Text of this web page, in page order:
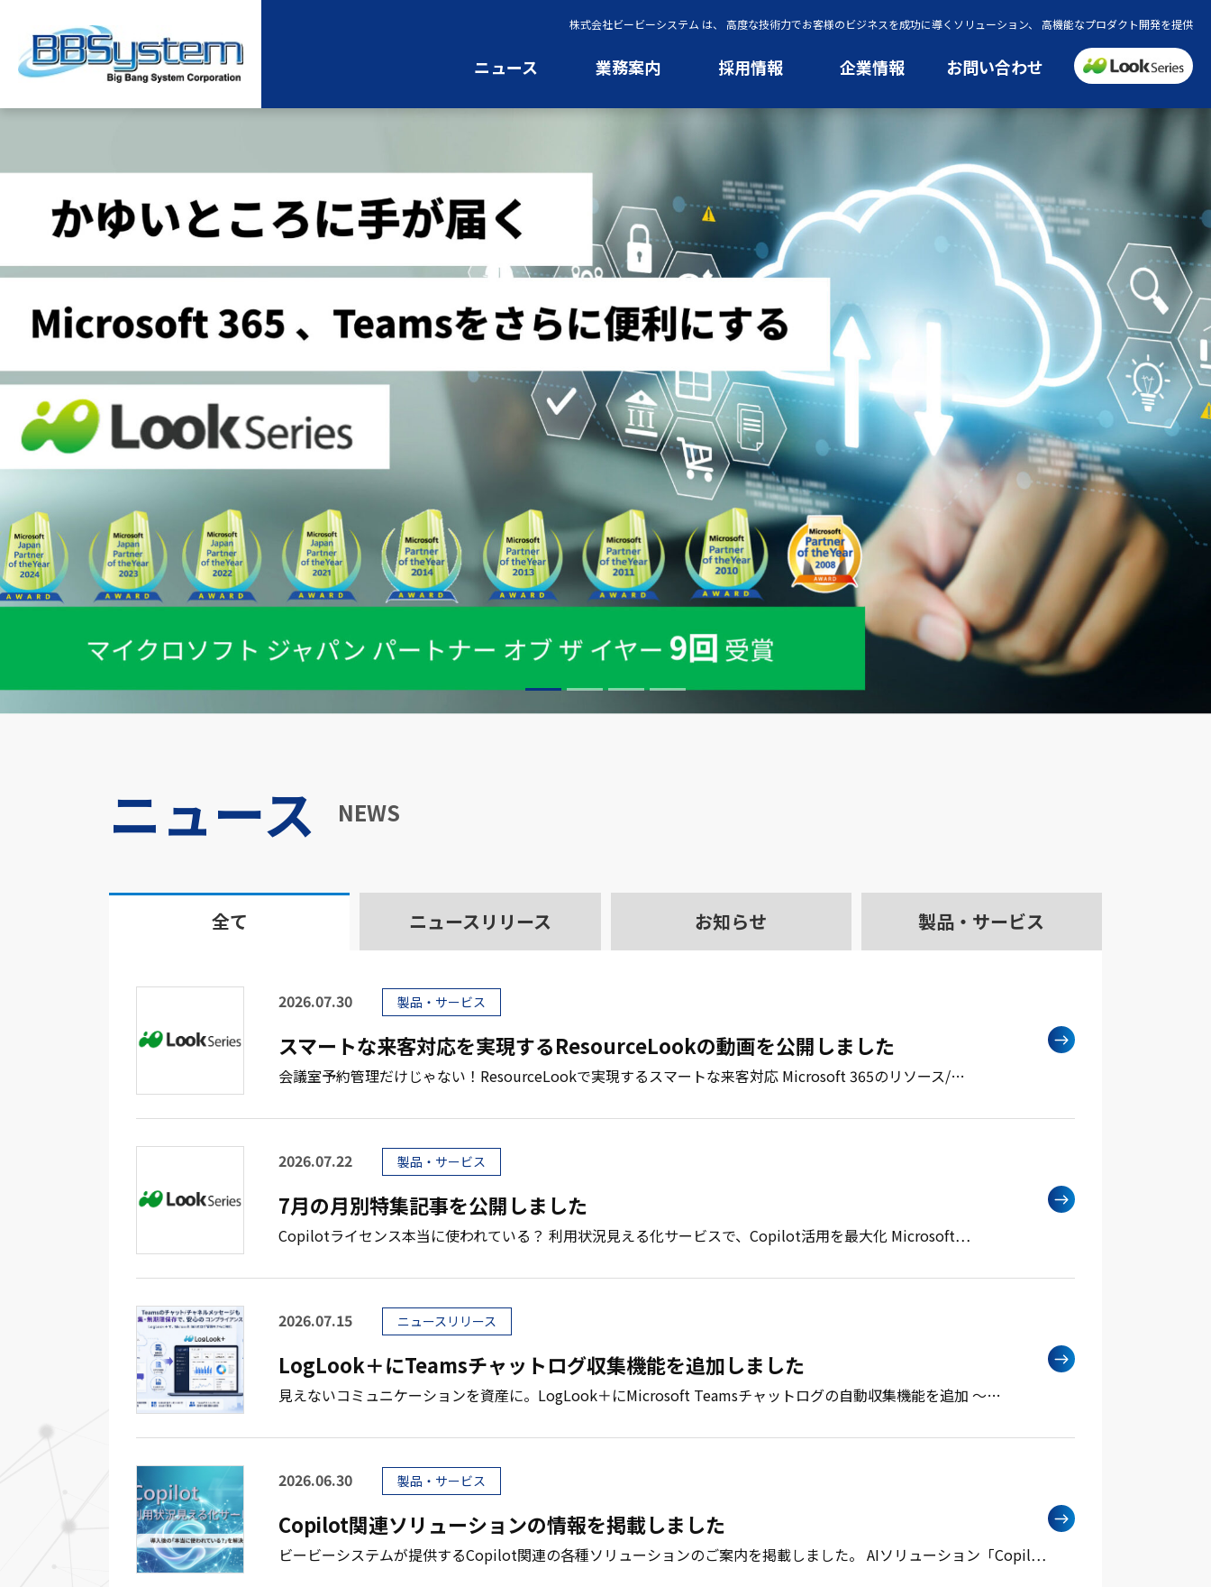
株式会社ビービーシステム は、 高度な技術力でお客様のビジネスを成功に導くソリューション、 高機能なプロダクト開発を提供
ニュース 業務案内 採用情報 企業情報 お問い合わせ
ニュース NEWS
全て ニュースリリース お知らせ 製品・ サービス
2026.07.30 製品・サービス
スマートな来客対応を実現するResourceLookの動画を公開しました
会議室予約管理だけじゃない！ResourceLookで実現するスマートな来客対応 Microsoft 365のリソース/…
2026.07.22 製品・サービス
7月の月別特集記事を公開しました
Copilotライセンス本当に使われている？ 利用状況見える化サービスで、Copilot活用を最大化 Microsoft…
2026.07.15 ニュースリリース
LogLook＋にTeamsチャットログ収集機能を追加しました
見えないコミュニケーションを資産に。LogLook＋にMicrosoft Teamsチャットログの自動収集機能を追加 ～…
2026.06.30 製品・サービス
Copilot関連ソリューションの情報を掲載しました
ビービーシステムが提供するCopilot関連の各種ソリューションのご案内を掲載しました。 AIソリューション「Copil…